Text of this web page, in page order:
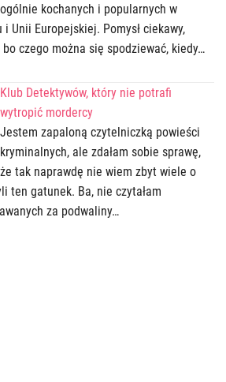
ogólnie kochanych i popularnych w
Unii Europejskiej. Pomysł ciekawy,
czego można się spodziewać, kiedy…
Klub Detektywów, który nie potrafi
wytropić mordercy
Jestem zapaloną czytelniczką powieści
kryminalnych, ale zdałam sobie sprawę,
że tak naprawdę nie wiem zbyt wiele o
ten gatunek. Ba, nie czytałam
za podwaliny…